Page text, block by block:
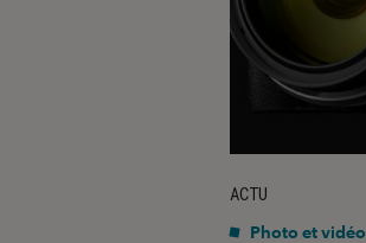
ACTU
Photo et vidéo